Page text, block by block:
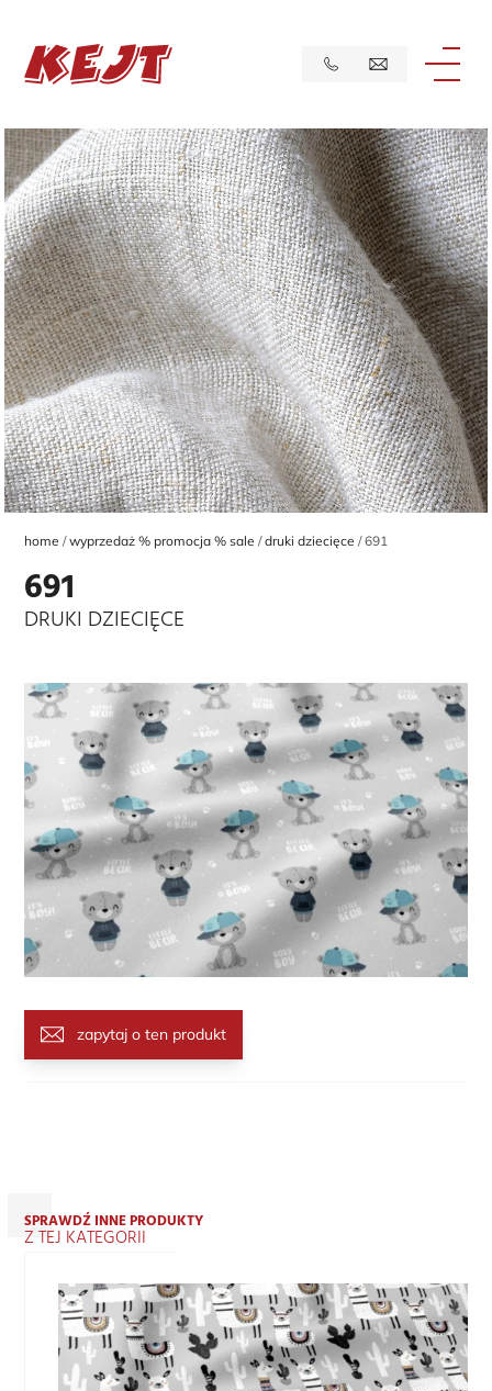
home wyprzedaż % promocja % sale druki dziecięce 691
691
DRUKI DZIECIĘCE
zapytaj o ten produkt
SPRAWDŹ INNE PRODUKTY
Z TEJ KATEGORII